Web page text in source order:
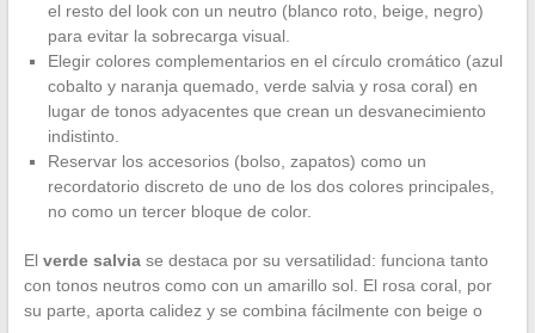
el resto del look con un neutro (blanco roto, beige, negro)
para evitar la sobrecarga visual.
Elegir colores complementarios en el círculo cromático (azul
cobalto y naranja quemado, verde salvia y rosa coral) en
lugar de tonos adyacentes que crean un desvanecimiento
indistinto.
Reservar los accesorios (bolso, zapatos) como un
recordatorio discreto de uno de los dos colores principales,
no como un tercer bloque de color.
El verde salviase destaca por su versatilidad: funciona tanto
con tonos neutros como con un amarillo sol. El rosa coral, por
su parte, aporta calidez y se combina fácilmente con beige o